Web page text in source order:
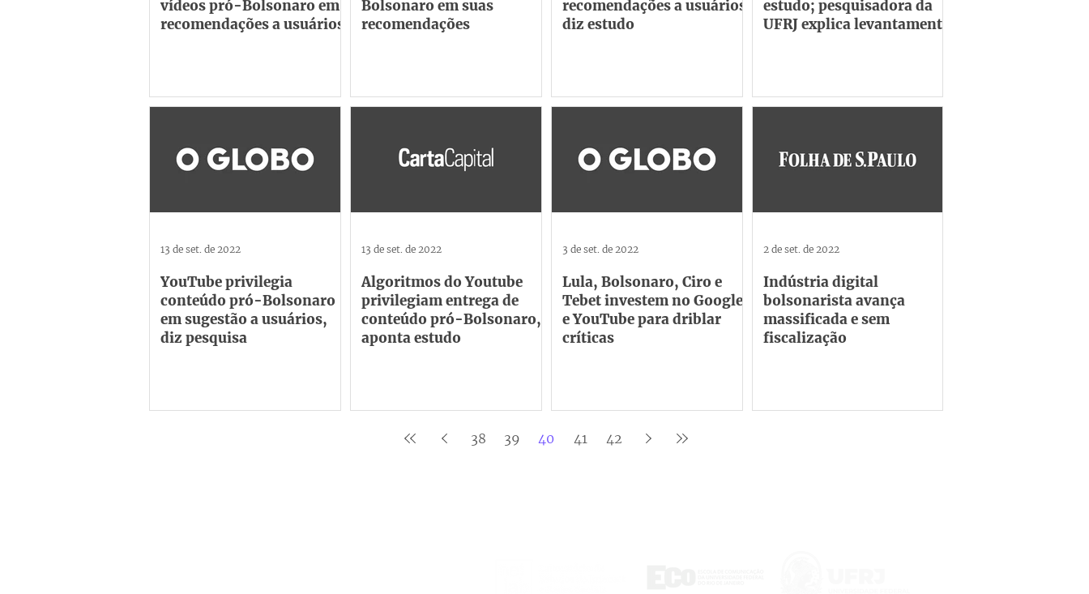
vídeos pró-Bolsonaro em
recomendações a usuários
Bolsonaro em suas
recomendações
recomendações a usuários,
diz estudo
estudo; pesquisadora da
UFRJ explica levantamento
YouTube privilegia
conteúdo pró-Bolsonaro
em sugestão a usuários,
diz pesquisa
13 de set. de 2022
Algoritmos do Youtube
privilegiam entrega de
conteúdo pró-Bolsonaro,
aponta estudo
13 de set. de 2022
Lula, Bolsonaro, Ciro e
Tebet investem no Google
e YouTube para driblar
críticas
3 de set. de 2022
Indústria digital
bolsonarista avança
massificada e sem
fiscalização
2 de set. de 2022
38 39 40 41 42